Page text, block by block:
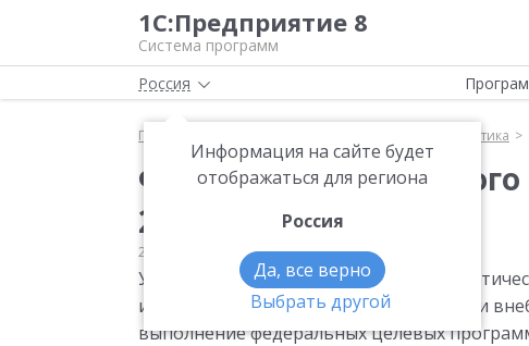
1С:Предприятие 8
Система программ
Россия
Информация на сайте будет
отображаться для региона
Россия
Да, все верно
Выбрать другой
Главная Статистика
Форма
2023 года
29.07.2022 Статистика
Утверждена квартальная форма
использовании средств из бюджетных и
выполнение федеральных целевых